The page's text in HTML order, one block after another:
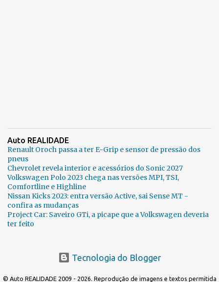
Auto REALIDADE
Renault Oroch passa a ter E-Grip e sensor de pressão dos
pneus
Chevrolet revela interior e acessórios do Sonic 2027
Volkswagen Polo 2023 chega nas versões MPI, TSI,
Comfortline e Highline
Nissan Kicks 2023: entra versão Active, sai Sense MT -
confira as mudanças
Project Car: Saveiro GTi, a picape que a Volkswagen deveria
ter feito
Tecnologia do Blogger
© Auto REALIDADE 2009 - 2026. Reprodução de imagens e textos permitida